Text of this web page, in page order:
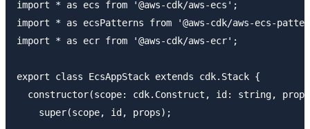
import * as ecs from '@aws-cdk/aws-ecs';
import * as ecsPatterns from '@aws-cdk/aws-ecs-
import * as ecr from '@aws-cdk/aws-ecr';
export class EcsAppStack extends cdk.Stack {
constructor(scope: cdk.Construct, id: string,
    super(scope, id, props);